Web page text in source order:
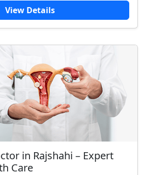
View Details
in Rajshahi – Expert
Care